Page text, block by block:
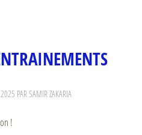
PAR SAMIR ZAKARIA
!